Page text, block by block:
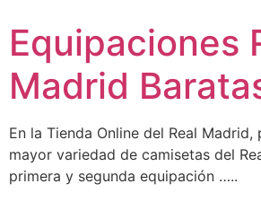
contenido
Equipaciones
Madrid
En la Tienda Online del Real
mayor variedad de camisetas del
primera y segunda equipación …..